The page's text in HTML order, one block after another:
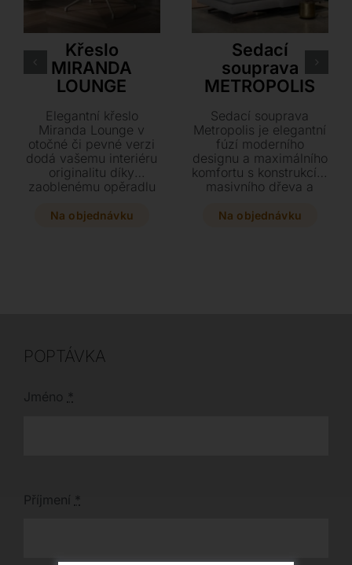
Křeslo
MIRANDA
LOUNGE
Elegantní křeslo
Miranda Lounge v
otočné či pevné verzi
dodá vašemu interiéru
originalitu díky
zaoblenému opěradlu
Vyberte si z široké
Na objednávku
Sedací
souprava
METROPOLIS
Sedací souprava
Metropolis je elegantní
fúzí moderního
designu a maximálního
komfortu s konstrukcí z
masivního dřeva a
peří. Tato modulární
Na objednávku
POPTÁVKA
Jméno *
Příjmení *